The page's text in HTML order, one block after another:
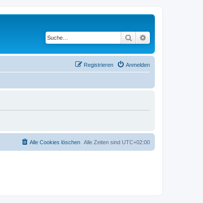
Suche
Anmelden
Registrieren
Alle Zeiten sind UTC+02:00
Alle Cookies löschen